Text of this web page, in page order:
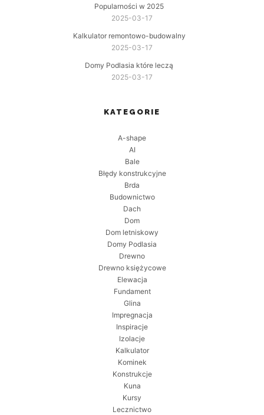
Popularności w 2025
2025-03-17
Kalkulator remontowo-budowalny
2025-03-17
Domy Podlasia które leczą
2025-03-17
KATEGORIE
A-shape
AI
Bale
Błędy konstrukcyjne
Brda
Budownictwo
Dach
Dom
Dom letniskowy
Domy Podlasia
Drewno
Drewno księżycowe
Elewacja
Fundament
Glina
Impregnacja
Inspiracje
Izolacje
Kalkulator
Kominek
Konstrukcje
Kuna
Kursy
Lecznictwo